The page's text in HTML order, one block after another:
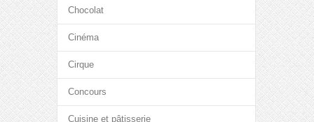
Chocolat
Cinéma
Cirque
Concours
Cuisine et pâtisserie